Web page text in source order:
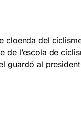
del
de l’escola de
guardó al